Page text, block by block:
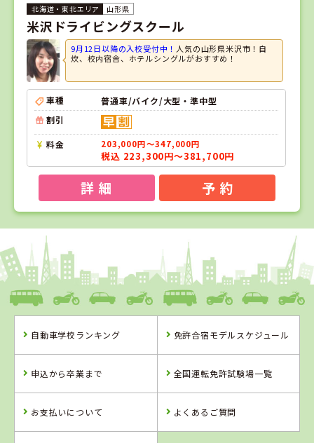
山形県
米沢ドライビングスクール
9月12日以降の入校受付中！ 人気の山形県米沢市！自
炊、校内宿舎、ホテルシングルがおすすめ！
車種
普通車/バイク/大型・準中型
割引
料金 203,000円～347,000円
税込 223,300円～381,700円
詳 細 予 約
1
福島県
タイヘイドライバーズスクール
詳 細 予 約
バーズスクール
富久山自動車学
グスクール
自動車学校ランキング 免許合宿モデルスケジュール
申込から卒業まで 全国運転免許試験場一覧
お支払いについて よくあるご質問